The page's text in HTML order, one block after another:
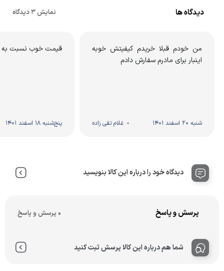
دیدگاه ها نمایش 3 دیدگاه
من خودم قبلا خریدم کیفیتش خوبه
اینبار برای مادرم سفارش دادم
شنبه 20 اسفند 1401 غلام تقی زاده
قیمت خوب نسبت به
پنج‌شنبه 18 اسفند 1401
دیدگاه خود را درباره این کالا بنویسید
پرسش و پاسخ 0 پرسش و پاسخ
شما هم درباره این کالا پرسش ثبت کنید